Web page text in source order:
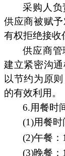
采购人
供应商被赋
有权拒绝接收
供应商
建立紧密沟
以节约为原
的有效利用。
6.用餐时
(1)用餐时
(2)午餐：
(3)晚餐：